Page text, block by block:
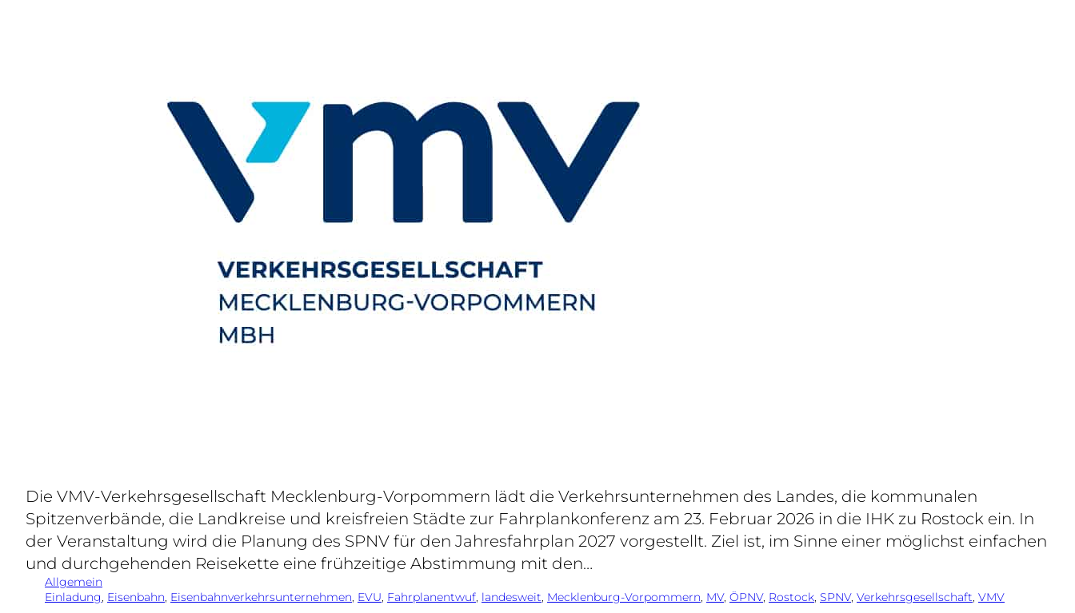
Die VMV-Verkehrsgesellschaft Mecklenburg-Vorpommern lädt die Verkehrsunternehmen des Landes, die kommunalen
Spitzenverbände, die Landkreise und kreisfreien Städte zur Fahrplankonferenz am 23. Februar 2026 in die IHK zu Rostock ein. In
der Veranstaltung wird die Planung des SPNV für den Jahresfahrplan 2027 vorgestellt. Ziel ist, im Sinne einer möglichst einfachen
und durchgehenden Reisekette eine frühzeitige Abstimmung mit den…
Allgemein
Einladung, Eisenbahn, Eisenbahnverkehrsunternehmen, EVU, Fahrplanentwuf, landesweit, Mecklenburg-Vorpommern, MV, ÖPNV, Rostock, SPNV, Verkehrsgesellschaft, VMV